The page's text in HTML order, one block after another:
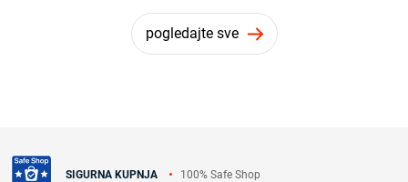
pogledajte sve
SIGURNA KUPNJA 100% Safe Shop